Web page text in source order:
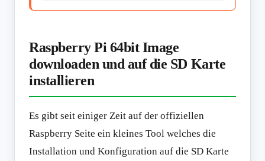
Raspberry Pi 64bit Image
downloaden und auf die SD Karte
installieren
Es gibt seit einiger Zeit auf der offiziellen
Raspberry Seite ein kleines Tool welches die
Installation und Konfiguration auf die SD Karte